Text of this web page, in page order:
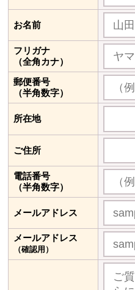
お名前
フリガナ
（全角カナ）
郵便番号
（半角数字）
所在地
ご住所
電話番号
（半角数字）
メールアドレス
メールアドレス
（確認用）